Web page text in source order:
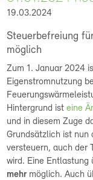
19.03.2024
Steuerbefreiung
möglich
Zum 1. Januar 2024
Eigenstromnutzung
Hintergrund isteine
und in diesem Zuge
Grundsätzlich ist nun
versteuern, auch der
wird. Eine Entlastung
mehrmöglich. Auch